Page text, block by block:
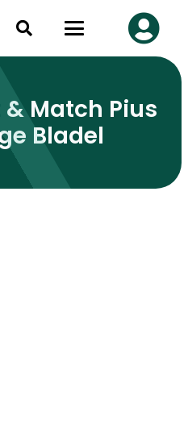
& Match Pius
Bladel